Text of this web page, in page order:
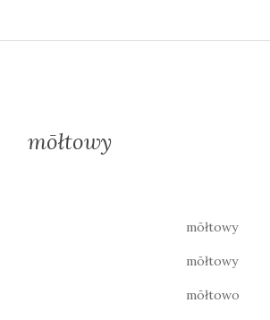
mōłtowy
mōłtowy
mōłtowy
mōłtowo